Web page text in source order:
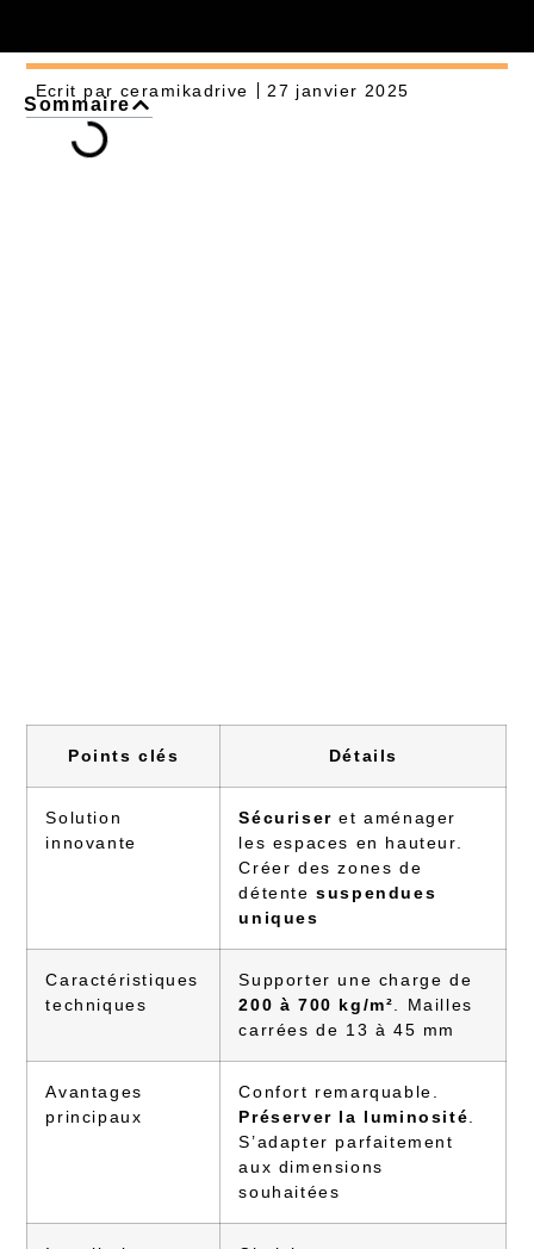
Ecrit par ceramikadrive 27 janvier 2025
Sommaire
Points clés Détails
Solution
innovante
Sécuriser et aménager
les espaces en hauteur.
Créer des zones de
détentesuspendues
uniques
Caractéristiques
techniques
Supporter une charge de
200 à 700 kg/m² . Mailles
carrées de 13 à 45 mm
Avantages
principaux
Confort remarquable.
Préserver la luminosité
S’adapter parfaitement
aux dimensions
souhaitées